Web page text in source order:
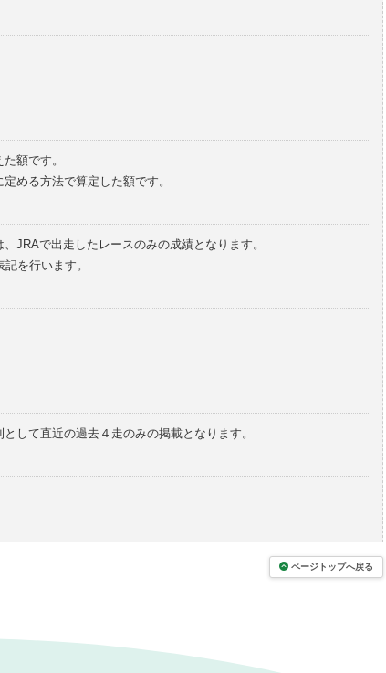
額です。
める方法で算定した額です。
JRAで出走したレースのみの成績となります。
を行います。
して直近の過去４走のみの掲載となります。
ページトップへ戻る